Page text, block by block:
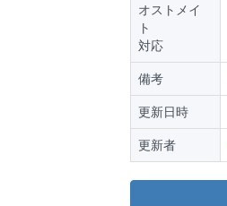
オストメイ
ト
対応
備考
更新日時
更新者